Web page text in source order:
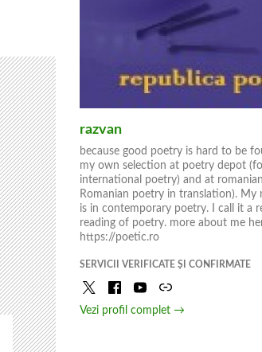
razvan
because good poetry is hard to be
my own selection at poetry depot
international poetry) and at
Romanian poetry in translation). My
is in contemporary poetry. I call it a
reading of poetry. more about me
https://poetic.ro
SERVICII VERIFICATE ȘI CONFIRMATE
Vezi profil complet →